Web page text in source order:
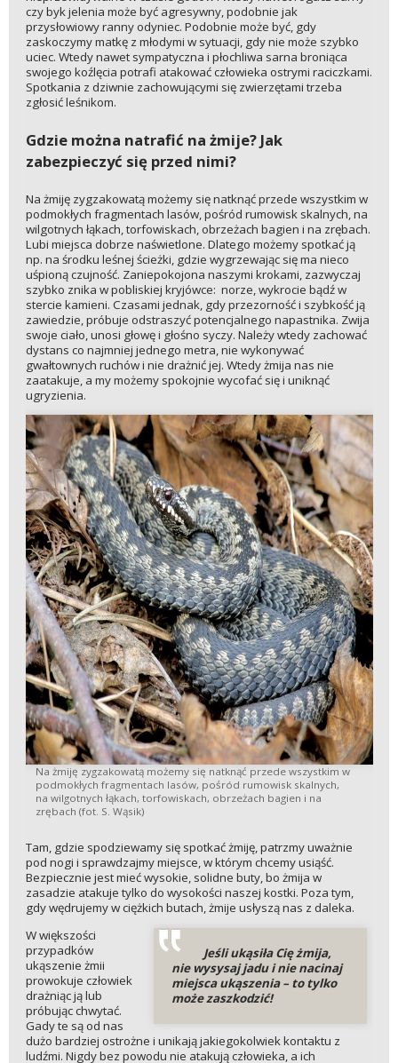
czy byk jelenia może być agresywny, podobnie jak
przysłowiowy ranny odyniec. Podobnie może być, gdy
zaskoczymy matkę z młodymi w sytuacji, gdy nie może szybko
uciec. Wtedy nawet sympatyczna i płochliwa sarna broniąca
swojego koźlęcia potrafi atakować człowieka ostrymi raciczkami.
Spotkania z dziwnie zachowującymi się zwierzętami trzeba
zgłosić leśnikom.
Gdzie można natrafić na żmije? Jak
zabezpieczyć się przed nimi?
Na żmiję zygzakowatą możemy się natknąć przede wszystkim w
podmokłych fragmentach lasów, pośród rumowisk skalnych, na
wilgotnych łąkach, torfowiskach, obrzeżach bagien i na zrębach.
Lubi miejsca dobrze naświetlone. Dlatego możemy spotkać ją
np. na środku leśnej ścieżki, gdzie wygrzewając się ma nieco
uśpioną czujność. Zaniepokojona naszymi krokami, zazwyczaj
szybko znika w pobliskiej kryjówce: norze, wykrocie bądź w
stercie kamieni. Czasami jednak, gdy przezorność i szybkość ją
zawiedzie, próbuje odstraszyć potencjalnego napastnika. Zwija
swoje ciało, unosi głowę i głośno syczy. Należy wtedy zachować
dystans co najmniej jednego metra, nie wykonywać
gwałtownych ruchów i nie drażnić jej. Wtedy żmija nas nie
zaatakuje, a my możemy spokojnie wycofać się i uniknąć
ugryzienia.
Na żmiję zygzakowatą możemy się natknąć przede wszystkim w
podmokłych fragmentach lasów, pośród rumowisk skalnych,
na wilgotnych łąkach, torfowiskach, obrzeżach bagien i na
zrębach (fot. S. Wąsik)
Tam, gdzie spodziewamy się spotkać żmiję, patrzmy uważnie
pod nogi i sprawdzajmy miejsce, w którym chcemy usiąść.
Bezpiecznie jest mieć wysokie, solidne buty, bo żmija w
zasadzie atakuje tylko do wysokości naszej kostki. Poza tym,
gdy wędrujemy w ciężkich butach, żmije usłyszą nas z daleka.
Jeśli ukąsiła Cię żmija,
nie wysysaj jadu i nie nacinaj
miejsca ukąszenia – to tylko
może zaszkodzić!
W większości
przypadków
ukąszenie żmii
prowokuje człowiek
drażniąc ją lub
próbując chwytać.
Gady te są od nas
dużo bardziej ostrożne i unikają jakiegokolwiek kontaktu z
ludźmi. Nigdy bez powodu nie atakują człowieka, a ich